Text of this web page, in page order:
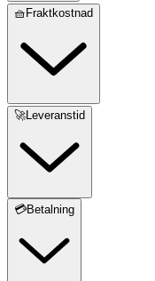
🧺Fraktkostnad
🚀Leveranstid
💳Betalning